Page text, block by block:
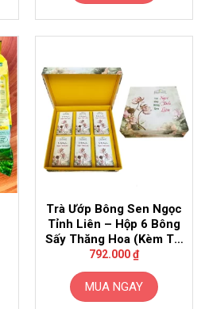
Trà Ướp Bông Sen Ngọc
Tỉnh Liên – Hộp 6 Bông
Sấy Thăng Hoa (Kèm Túi
Giấy)
792.000₫
MUA NGAY